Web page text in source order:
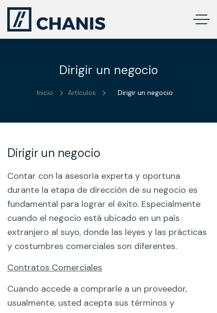
Dirigir un negocio
Inicio Artículos Dirigir un negocio
Dirigir un negocio
Contar con la asesoría experta y oportuna
durante la etapa de dirección de su negocio es
fundamental para lograr el éxito. Especialmente
cuando el negocio está ubicado en un país
extranjero al suyo, donde las leyes y las prácticas
y costumbres comerciales son diferentes.
Contratos Comerciales
Cuando accede a comprarle a un proveedor,
usualmente, usted acepta sus términos y